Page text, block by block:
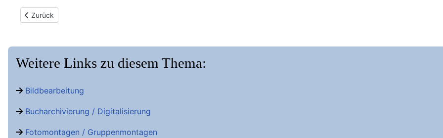
Vorheriger Beitrag: Bildbearbeitung
Zurück
Weitere Links zu diesem Thema:
Bildbearbeitung
Bucharchivierung / Digitalisierung
Fotomontagen / Gruppenmontagen